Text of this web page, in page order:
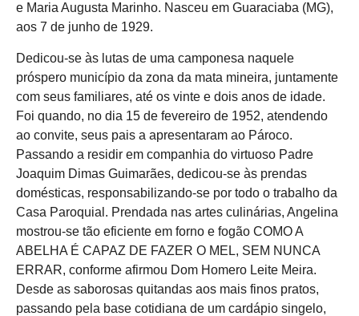
e Maria Augusta Marinho. Nasceu em Guaraciaba (MG),
aos 7 de junho de 1929.
Dedicou-se às lutas de uma camponesa naquele
próspero município da zona da mata mineira, juntamente
com seus familiares, até os vinte e dois anos de idade.
Foi quando, no dia 15 de fevereiro de 1952, atendendo
ao convite, seus pais a apresentaram ao Pároco.
Passando a residir em companhia do virtuoso Padre
Joaquim Dimas Guimarães, dedicou-se às prendas
domésticas, responsabilizando-se por todo o trabalho da
Casa Paroquial. Prendada nas artes culinárias, Angelina
mostrou-se tão eficiente em forno e fogão COMO A
ABELHA É CAPAZ DE FAZER O MEL, SEM NUNCA
ERRAR, conforme afirmou Dom Homero Leite Meira.
Desde as saborosas quitandas aos mais finos pratos,
passando pela base cotidiana de um cardápio singelo,